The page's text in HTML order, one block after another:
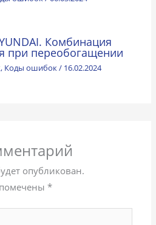
Комбинация
при переобогащении
, Коды ошибок/ 16.02.2024
опубликован.
*